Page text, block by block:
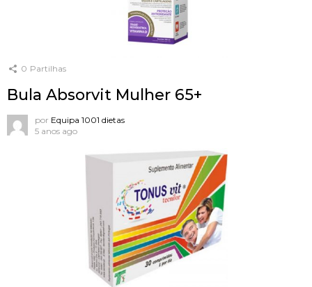
0 Partilhas
Bula Absorvit Mulher 65+
por Equipa 1001 dietas
5 anos ago